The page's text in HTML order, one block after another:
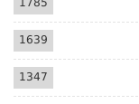
1639
1347